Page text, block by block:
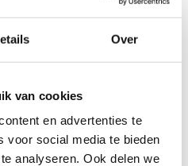
Over
van cookies
en advertenties te
voor social media te bieden
analyseren. Ook delen we
wij het entreebewijs toe in
apart voor
potentiële deelnemers.
geen terugbetaling
is er geen automaat
je drankjes en kleine
de cafetaria naast onze
reguliere tarief worden